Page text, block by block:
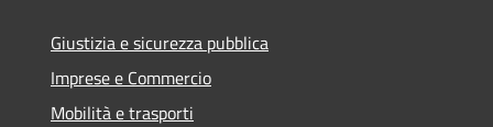
Giustizia e sicurezza pubblica
Imprese e Commercio
Mobilità e trasporti